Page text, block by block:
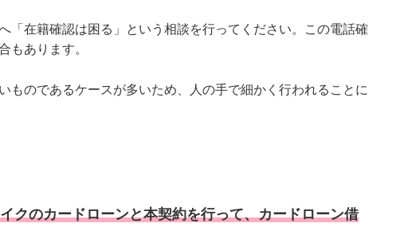
「在籍確認は困る」という相談を行ってください。この電話確
もあります。
ものであるケースが多いため、人の手で細かく行われることに
クのカードローンと本契約を行って、カードローン借